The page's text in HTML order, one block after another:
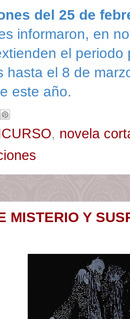
del 25 de
informaron, en
el periodo
hasta el 8 de
este año.
, novela
MISTERIO Y